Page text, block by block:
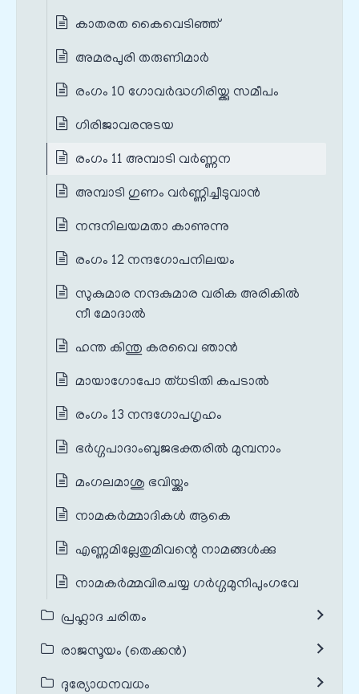
കാതരത കൈവെടിഞ്ഞ്
അമരപുരി തരുണിമാർ
രംഗം 10 ഗോവർദ്ധഗിരിയ്ക്കു സമീപം
ഗിരിജാവരനുടയ
രംഗം 11 അമ്പാടി വർണ്ണന
അമ്പാടി ഗുണം വർണ്ണിച്ചീടുവാൻ
നന്ദനിലയമതാ കാണുന്നു
രംഗം 12 നന്ദഗോപനിലയം
സുകുമാര നന്ദകുമാര വരിക അരികിൽ
നീ മോദാൽ
ഹന്ത കിന്തു കരവൈ ഞാൻ
മായാഗോപോ ത്‌ധടിതി കപടാൽ
രംഗം 13 നന്ദഗോപഗൃഹം
ഭർഗ്ഗപാദാംബുജഭക്തരിൽ മുമ്പനാം
മംഗലമാശു ഭവിയ്ക്കും
നാമകർമ്മാദികൾ ആകെ
എണ്ണമില്ലേതുമിവന്റെ നാമങ്ങൾക്കു
നാമകർമ്മവിരചയ്യ ഗർഗ്ഗമുനിപുംഗവേ
പ്രഹ്ലാദ ചരിതം
രാജസൂയം (തെക്കൻ)
ദുര്യോധനവധം